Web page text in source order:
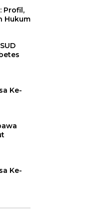
Profil,
Hukum
Ke-
Ke-